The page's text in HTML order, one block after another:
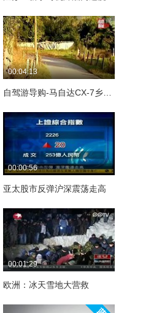
00:04:13
自驾游导购-马自达CX-7乡间田野路
00:00:56
亚太股市反弹沪深震荡走高
00:01:29
欧洲：冰天雪地大营救